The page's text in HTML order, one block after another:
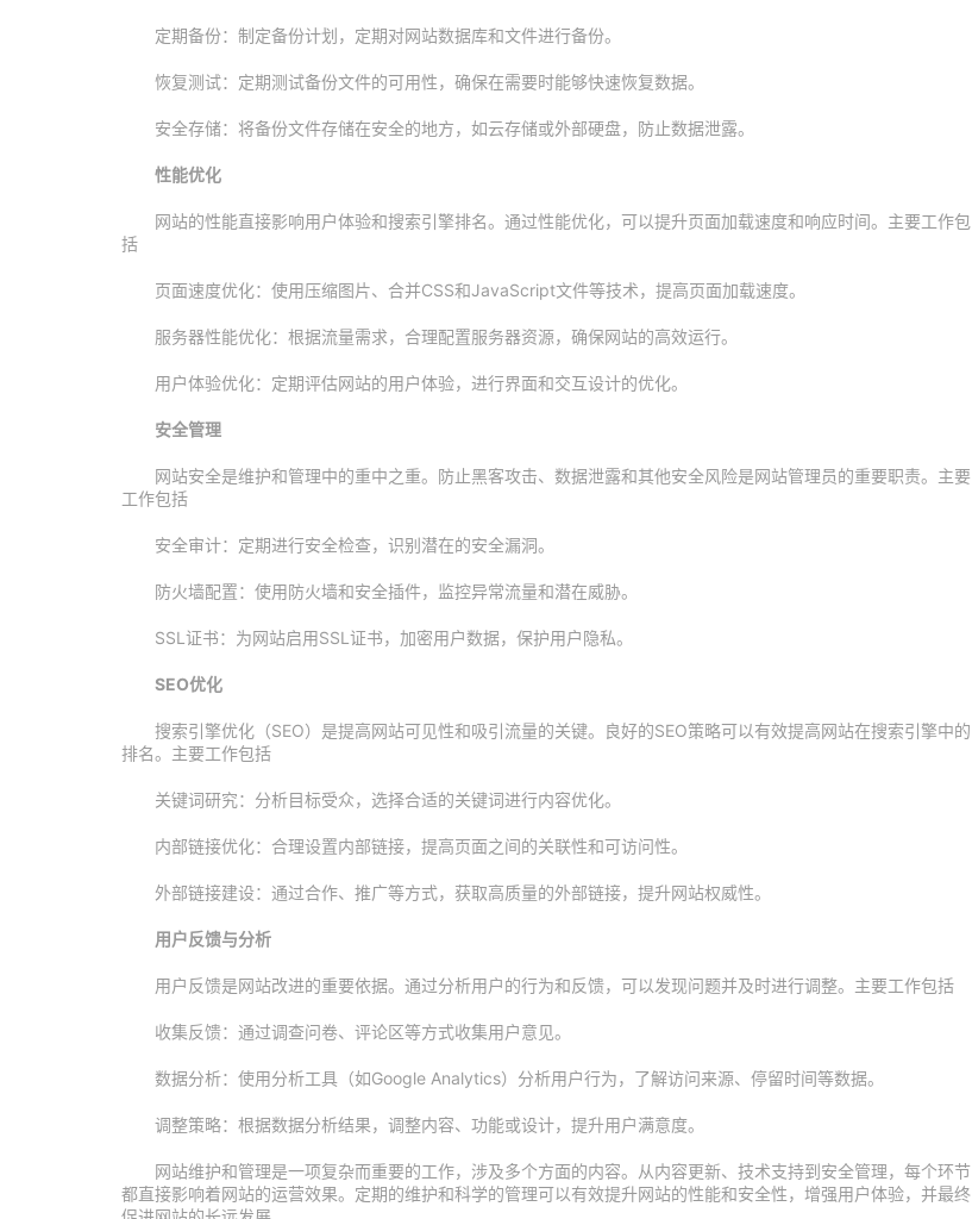
定期备份：制定备份计划，定期对网站数据库和文件进行备份。
恢复测试：定期测试备份文件的可用性，确保在需要时能够快速恢复数据。
安全存储：将备份文件存储在安全的地方，如云存储或外部硬盘，防止数据泄露。
性能优化
网站的性能直接影响用户体验和搜索引擎排名。通过性能优化，可以提升页面加载速度和响应时间。主要工作包
括
页面速度优化：使用压缩图片、合并CSS和JavaScript文件等技术，提高页面加载速度。
服务器性能优化：根据流量需求，合理配置服务器资源，确保网站的高效运行。
用户体验优化：定期评估网站的用户体验，进行界面和交互设计的优化。
安全管理
网站安全是维护和管理中的重中之重。防止黑客攻击、数据泄露和其他安全风险是网站管理员的重要职责。主要
工作包括
安全审计：定期进行安全检查，识别潜在的安全漏洞。
防火墙配置：使用防火墙和安全插件，监控异常流量和潜在威胁。
SSL证书：为网站启用SSL证书，加密用户数据，保护用户隐私。
SEO优化
搜索引擎优化（SEO）是提高网站可见性和吸引流量的关键。良好的SEO策略可以有效提高网站在搜索引擎中的
排名。主要工作包括
关键词研究：分析目标受众，选择合适的关键词进行内容优化。
内部链接优化：合理设置内部链接，提高页面之间的关联性和可访问性。
外部链接建设：通过合作、推广等方式，获取高质量的外部链接，提升网站权威性。
用户反馈与分析
用户反馈是网站改进的重要依据。通过分析用户的行为和反馈，可以发现问题并及时进行调整。主要工作包括
收集反馈：通过调查问卷、评论区等方式收集用户意见。
数据分析：使用分析工具（如Google Analytics）分析用户行为，了解访问来源、停留时间等数据。
调整策略：根据数据分析结果，调整内容、功能或设计，提升用户满意度。
网站维护和管理是一项复杂而重要的工作，涉及多个方面的内容。从内容更新、技术支持到安全管理，每个环节
都直接影响着网站的运营效果。定期的维护和科学的管理可以有效提升网站的性能和安全性，增强用户体验，并最终